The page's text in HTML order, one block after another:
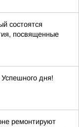
состоятся
посвященные
Успешного дня!
ремонтируют